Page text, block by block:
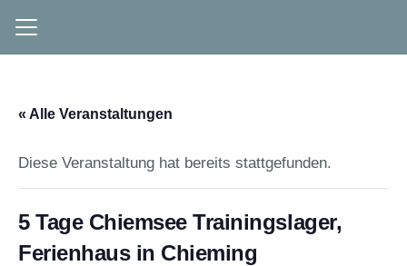
« Alle Veranstaltungen
Diese Veranstaltung hat bereits stattgefunden.
5 Tage Chiemsee Trainingslager,
Ferienhaus in Chieming